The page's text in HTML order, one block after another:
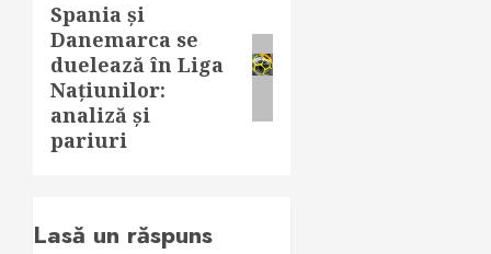
Next
post:
Spania și
Danemarca se
duelează în Liga
Națiunilor:
analiză și
pariuri
Lasă un răspuns